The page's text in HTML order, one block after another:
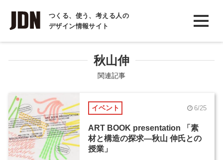
つくる、使う、考える人の
デザイン情報サイト
INTERVIEW
インタビュー
COLUMN
コラム
秋山伸
関連記事
イベント 6/25
ART BOOK presentation 「素
材と構造の探求―秋山 伸氏との
授業」